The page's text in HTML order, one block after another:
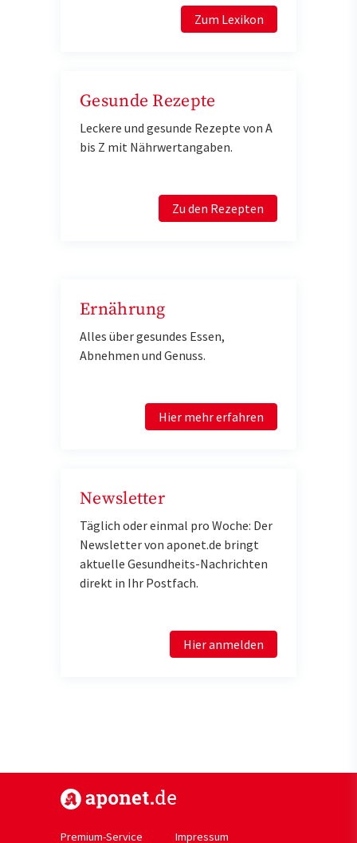
Zum Lexikon
Gesunde Rezepte
Leckere und gesunde Rezepte von A
bis Z mit Nährwertangaben.
Zu den Rezepten
Ernährung
Alles über gesundes Essen,
Abnehmen und Genuss.
Hier mehr erfahren
Newsletter
Täglich oder einmal pro Woche: Der
Newsletter von aponet.de bringt
aktuelle Gesundheits-Nachrichten
direkt in Ihr Postfach.
Hier anmelden
Premium-Service Impressum